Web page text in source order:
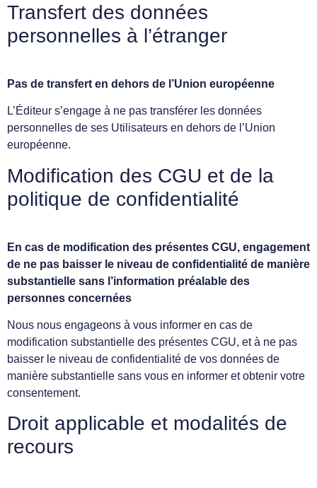
Transfert des données
personnelles à l’étranger
Pas de transfert en dehors de l’Union européenne
L’Éditeur s’engage à ne pas transférer les données
personnelles de ses Utilisateurs en dehors de l’Union
européenne.
Modification des CGU et de la
politique de confidentialité
En cas de modification des présentes CGU, engagement
de ne pas baisser le niveau de confidentialité de manière
substantielle sans l’information préalable des
personnes concernées
Nous nous engageons à vous informer en cas de
modification substantielle des présentes CGU, et à ne pas
baisser le niveau de confidentialité de vos données de
manière substantielle sans vous en informer et obtenir votre
consentement.
Droit applicable et modalités de
recours